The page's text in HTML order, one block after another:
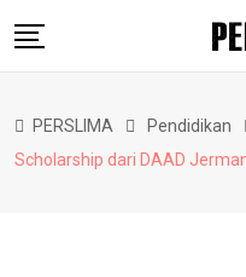
to
Pendidikan
PERSLIMA Pendidikan
Scholarship dari DAAD